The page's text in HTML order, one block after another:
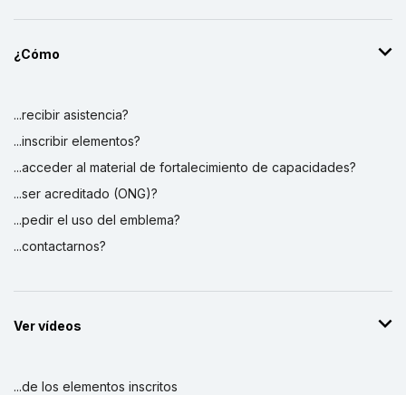
¿Cómo
...recibir asistencia?
...inscribir elementos?
...acceder al material de fortalecimiento de capacidades?
...ser acreditado (ONG)?
...pedir el uso del emblema?
...contactarnos?
Ver vídeos
...de los elementos inscritos